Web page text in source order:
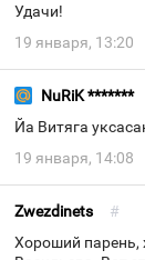
Удачи!
19 января, 13:20
NuRiK *******
Йа Витяга
19 января, 14:08
Zwezdinets #
Хороший парень,